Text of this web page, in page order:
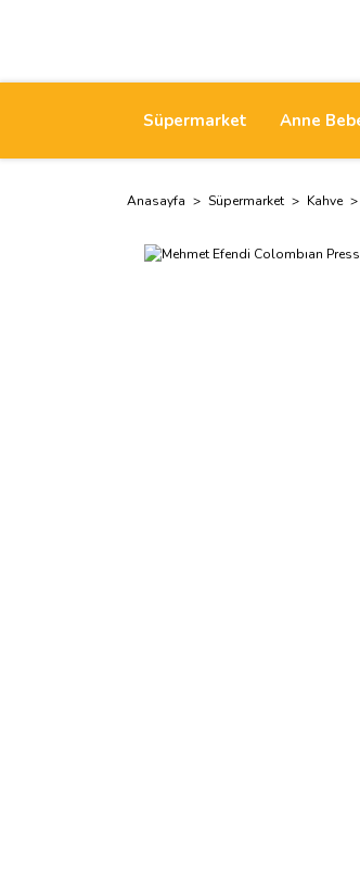
Süpermarket Anne
Anasayfa Süpermarket Kahve